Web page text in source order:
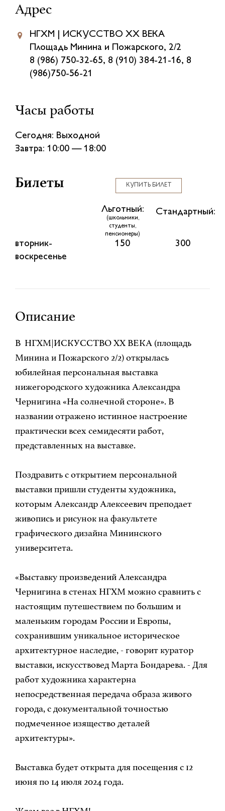
Адрес
НГХМ | ИСКУССТВО XX ВЕКА
Площадь Минина и Пожарского, 2/2
8 (986) 750-32-65, 8 (910) 384-21-16, 8
(986)750-56-21
Часы работы
Сегодня: Выходной
Завтра: 10:00 — 18:00
Билеты КУПИТЬ БИЛЕТ
Льготный:
(школьники,
студенты,
пенсионеры)
Стандартный:
вторник-
воскресенье
150 300
Описание
В НГХМ|ИСКУССТВО ХХ ВЕКА (площадь
Минина и Пожарского 2/2) открылась
юбилейная персональная выставка
нижегородского художника Александра
Чернигина «На солнечной стороне». В
названии отражено истинное настроение
практически всех семидесяти работ,
представленных на выставке.
Поздравить с открытием персональной
выставки пришли студенты художника,
которым Александр Алексеевич преподает
живопись и рисунок на факультете
графического дизайна Мининского
университета.
«Выставку произведений Александра
Чернигина в стенах НГХМ можно сравнить с
настоящим путешествием по большим и
маленьким городам России и Европы,
сохранившим уникальное историческое
архитектурное наследие, - говорит куратор
выставки, искусствовед Марта Бондарева. - Для
работ художника характерна
непосредственная передача образа живого
города, с документальной точностью
подмеченное изящество деталей
архитектуры».
Выставка будет открыта для посещения с 12
июня по 14 июля 2024 года.